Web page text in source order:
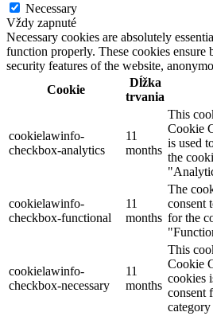
Necessary
Vždy zapnuté
Necessary cookies are absolutely
function properly. These cookies ensure
security features of the website,
Cookie
Dĺžka
trvania
cookielawinfo-
checkbox-analytics
11
months
This
Cookie
is used
the
cookielawinfo-
checkbox-functional
11
months
The
consent
for the
cookielawinfo-
checkbox-necessary
11
months
This
Cookie
cookies
consent